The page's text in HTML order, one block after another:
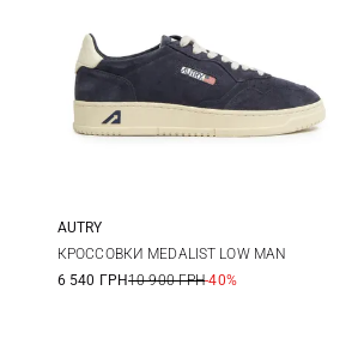
40 41 42
AUTRY
КРОССОВКИ MEDALIST LOW MAN
6 540 ГРН10 900 ГРН-40%